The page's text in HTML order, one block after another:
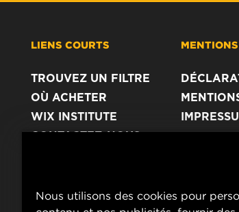
LIENS COURTS
TROUVEZ UN FILTRE
OÙ ACHETER
WIX INSTITUTE
CONTACTEZ-NOUS
Nous utilisons des cookies pour